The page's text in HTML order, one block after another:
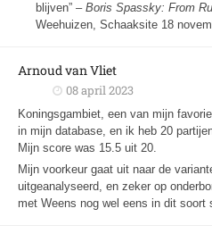
blijven” – Boris Spassky: From
Weehuizen, Schaaksite 18
Arnoud van Vliet
08 april 2023
Koningsgambiet, een van mijn
in mijn database, en ik heb 20
Mijn score was 15.5 uit 20.
Mijn voorkeur gaat uit naar de
uitgeanalyseerd, en zeker op
met Weens nog wel eens in dit soort